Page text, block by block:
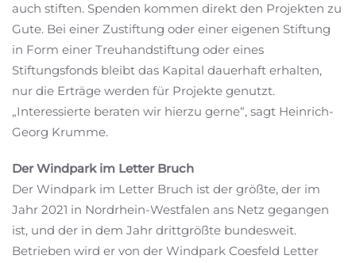
auch stiften. Spenden kommen direkt den Projekten zu
Gute. Bei einer Zustiftung oder einer eigenen Stiftung
in Form einer Treuhandstiftung oder eines
Stiftungsfonds bleibt das Kapital dauerhaft erhalten,
nur die Erträge werden für Projekte genutzt.
„Interessierte beraten wir hierzu gerne“, sagt Heinrich-
Georg Krumme.
Der Windpark im Letter Bruch
Der Windpark im Letter Bruch ist der größte, der im
Jahr 2021 in Nordrhein-Westfalen ans Netz gegangen
ist, und der in dem Jahr drittgrößte bundesweit.
Betrieben wird er von der Windpark Coesfeld Letter